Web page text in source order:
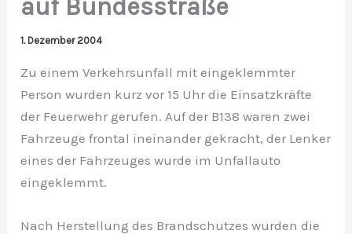
auf Bundesstraße
1. Dezember 2004
Zu einem Verkehrsunfall mit eingeklemmter
Person wurden kurz vor 15 Uhr die Einsatzkräfte
der Feuerwehr gerufen. Auf der B138 waren zwei
Fahrzeuge frontal ineinander gekracht, der Lenker
eines der Fahrzeuges wurde im Unfallauto
eingeklemmt.
Nach Herstellung des Brandschutzes wurden die